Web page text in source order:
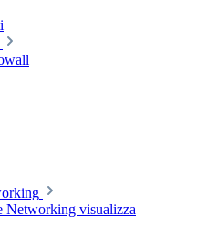
Networking visualizza